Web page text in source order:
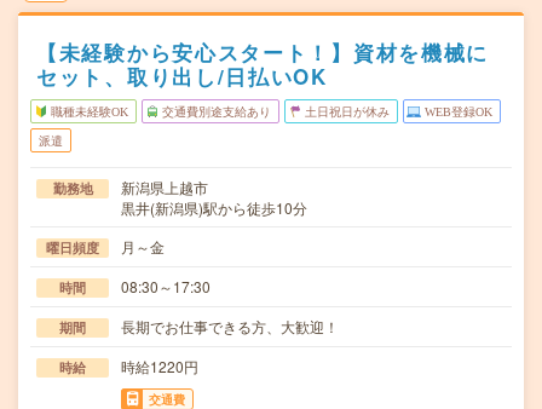
【未経験から安心スタート！】資材を機械に
セット、取り出し/日払いOK
職種未経験OK 交通費別途支給あり 土日祝日が休み WEB登録OK
派遣
勤務地
新潟県上越市
黒井(新潟県)駅から徒歩10分
曜日頻度 月～金
時間 08:30～17:30
期間 長期でお仕事できる方、大歓迎！
時給 時給1220円
交通費